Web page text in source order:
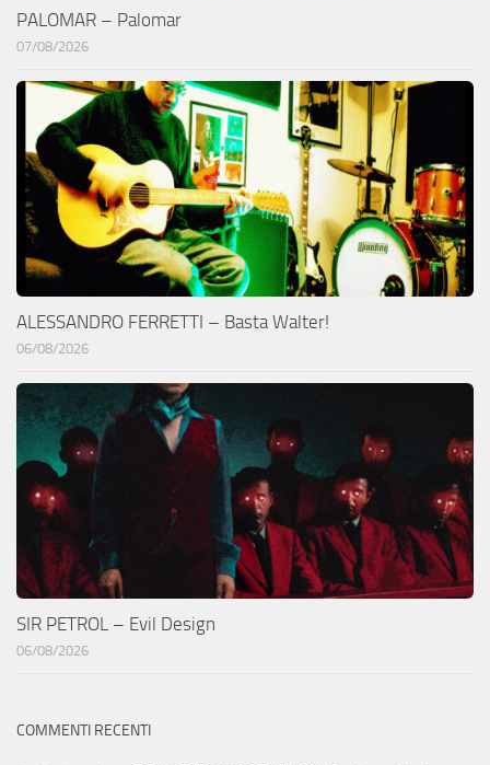
PALOMAR – Palomar
07/08/2026
ALESSANDRO FERRETTI – Basta Walter!
06/08/2026
SIR PETROL – Evil Design
06/08/2026
COMMENTI RECENTI